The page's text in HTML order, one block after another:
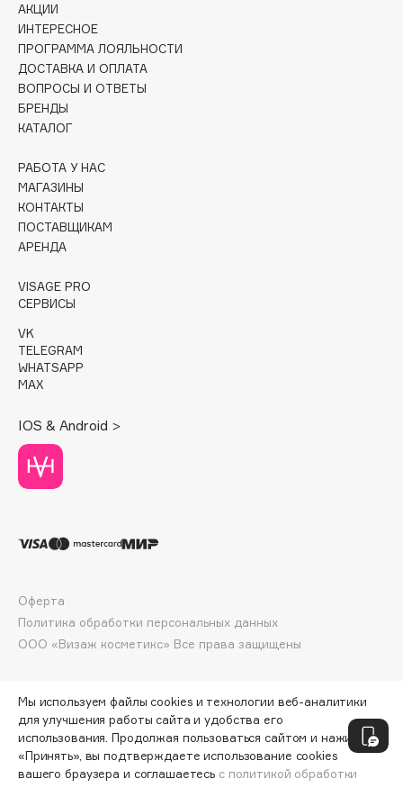
Consly
CosRX
Cottolina
Crescina
Curaprox
D
DABO
Darphin
Davines
Dessange
Dior
Divage
Dorco
Dr. Vranjes Firenze
Dr.Althea
Dr.Ceuracle
DSD de Luxe
Dyson
АКЦИИ
ИНТЕРЕСНОЕ
ПРОГРАММА ЛОЯЛЬНОСТИ
ДОСТАВКА И ОПЛАТА
ВОПРОСЫ И ОТВЕТЫ
БРЕНДЫ
КАТАЛОГ
РАБОТА У НАС
МАГАЗИНЫ
КОНТАКТЫ
ПОСТАВЩИКАМ
АРЕНДА
VISAGE PRO
СЕРВИСЫ
VK
TELEGRAM
WHATSAPP
MAX
IOS & Android >
ООО «Визаж косметикс» Все права защищены
Оферта
Политика обработки персональных данных
Мы используем файлы cookies и технологии веб-аналитики
для улучшения работы сайта и удобства его
использования. Продолжая пользоваться сайтом и нажимая
«Принять», вы подтверждаете использование cookies
вашего браузера и соглашаетесь с политикой обработки